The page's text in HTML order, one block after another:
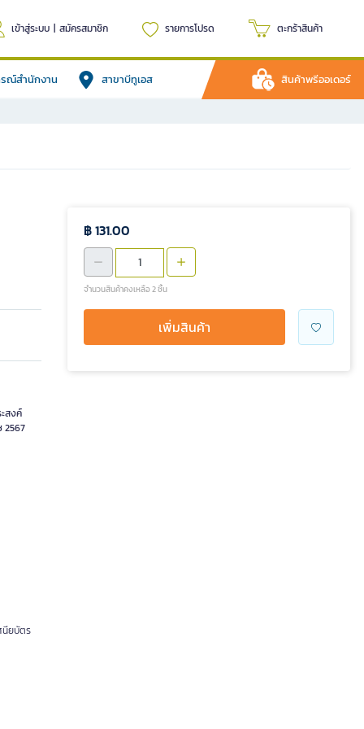
เข้าสู่ระบบ | สมัครสมาชิก รายการโปรด ตะกร้าสินค้า
รณ์สำนักงาน สาขาบีทูเอส สินค้าพรีออเดอร์
สงค์
2567
นียบัตร
฿ 131.00
จำนวนสินค้าคงเหลือ 2 ชิ้น
เพิ่มสินค้า